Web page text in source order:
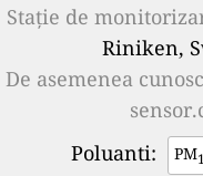
Stație de
Riniken,
De asemenea
Poluanti:
PM